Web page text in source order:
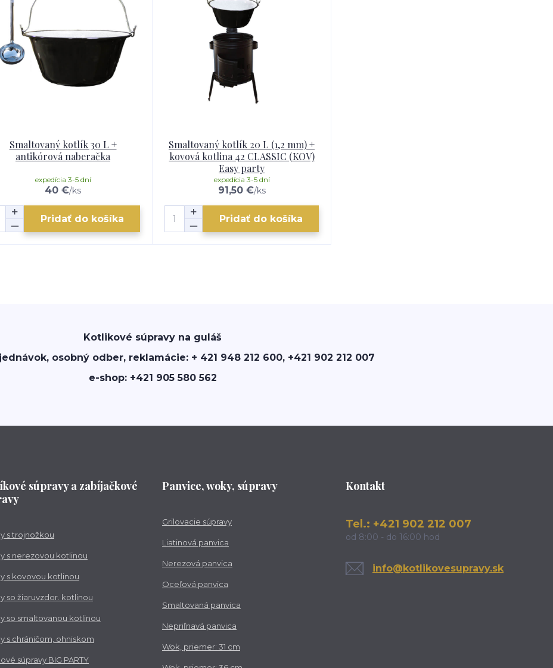
Smaltovaný kotlík 30 L +
antikórová naberačka
40 €/ks
expedícia 3-5 dní
Pridať do košíka
Smaltovaný kotlík 20 L (1,2 mm) +
kovová kotlina 42 CLASSIC (KOV)
Easy party
91,50 €/ks
expedícia 3-5 dní
Pridať do košíka
Kotlikové súpravy na guláš
osobný odber, reklamácie: + 421 948 212 600, +421 902 212 007
e-shop: +421 905 580 562
súpravy a zabíjačkové
s trojnožkou
s nerezovou kotlinou
s kovovou kotlinou
so žiaruvzdor. kotlinou
so smaltovanou kotlinou
s chráničom, ohniskom
súpravy BIG PARTY
Panvice, woky, súpravy
Grilovacie súpravy
Liatinová panvica
Nerezová panvica
Oceľová panvica
Smaltovaná panvica
Nepriľnavá panvica
Wok, priemer: 31 cm
Kontakt
Tel.: +421 902 212 007
od 8:00 - do 16:00 hod
info@kotlikovesupravy.sk